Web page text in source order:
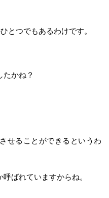
とつでもあるわけです。
たかね？
せることができるというわ
ばれていますからね。